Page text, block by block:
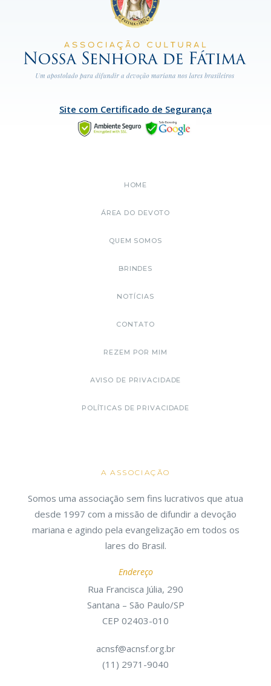
Site com Certificado de Segurança
HOME
ÁREA DO DEVOTO
QUEM SOMOS
BRINDES
NOTÍCIAS
CONTATO
REZEM POR MIM
AVISO DE PRIVACIDADE
POLÍTICAS DE PRIVACIDADE
A ASSOCIAÇÃO
Somos uma associação sem fins lucrativos que atua
desde 1997 com a missão de difundir a devoção
mariana e agindo pela evangelização em todos os
lares do Brasil.
Endereço
Rua Francisca Júlia, 290
Santana – São Paulo/SP
CEP 02403-010
acnsf@acnsf.org.br
(11) 2971-9040